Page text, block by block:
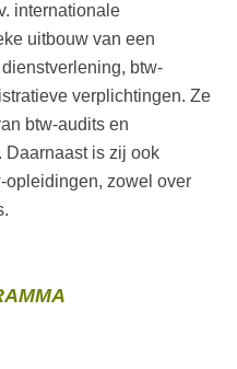
internationale
uitbouw van een
btw-
verplichtingen. Ze
btw-audits en
Daarnaast is zij ook
opleidingen, zowel over